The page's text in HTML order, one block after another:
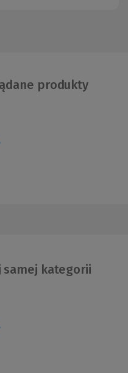
produkty
samej kategorii